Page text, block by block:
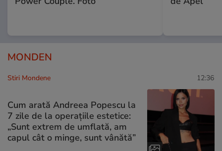
MONDEN
Stiri Mondene 12:36
Cum arată Andreea Popescu la
7 zile de la operațiile estetice:
„Sunt extrem de umflată, am
capul cât o minge, sunt vânătă”